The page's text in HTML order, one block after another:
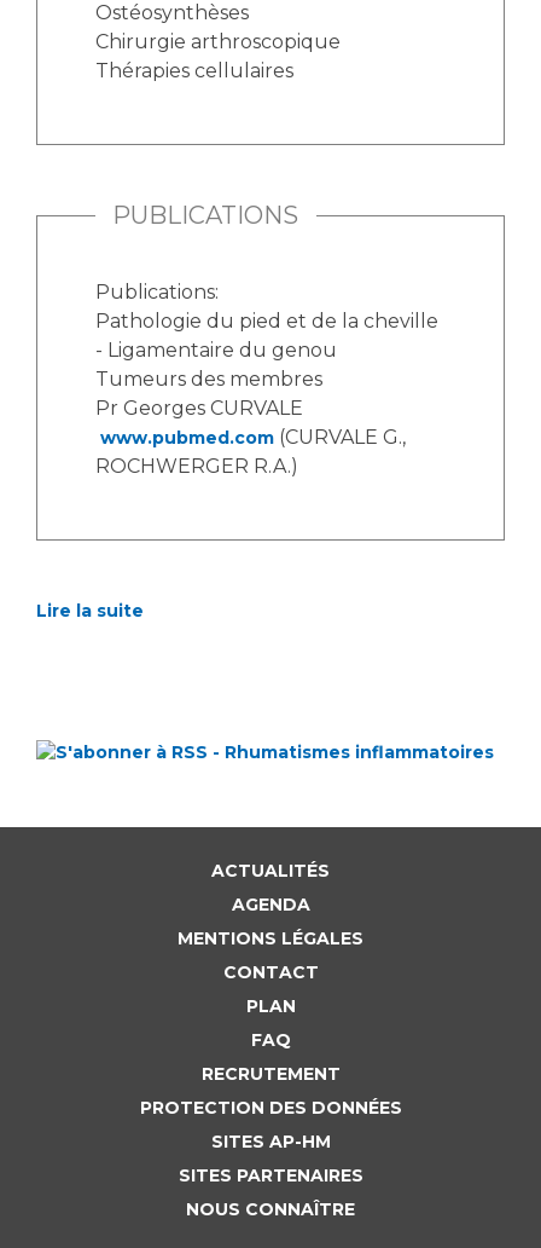
Ostéosynthèses
Chirurgie arthroscopique
Thérapies cellulaires
PUBLICATIONS
Publications:
Pathologie du pied et de la cheville
- Ligamentaire du genou
Tumeurs des membres
Pr Georges CURVALE
www.pubmed.com (CURVALE G.,
ROCHWERGER R.A.)
Lire la suite
ACTUALITÉS
AGENDA
MENTIONS LÉGALES
CONTACT
PLAN
FAQ
RECRUTEMENT
PROTECTION DES DONNÉES
SITES AP-HM
SITES PARTENAIRES
NOUS CONNAÎTRE